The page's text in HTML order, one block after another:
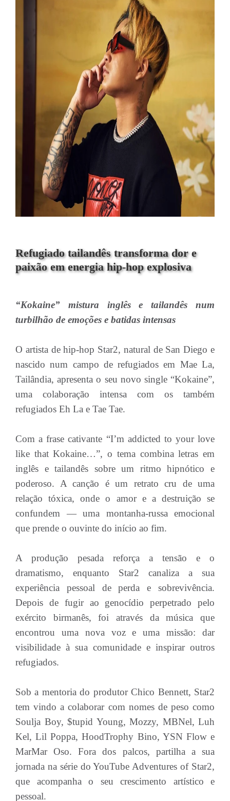
Refugiado tailandês transforma dor e
paixão em energia hip-hop explosiva
“Kokaine” mistura inglês e tailandês num
turbilhão de emoções e batidas intensas
O artista de hip-hop Star2, natural de San Diego e
nascido num campo de refugiados em Mae La,
Tailândia, apresenta o seu novo single “Kokaine”,
uma colaboração intensa com os também
refugiados Eh La e Tae Tae.
Com a frase cativante “I’m addicted to your love
like that Kokaine…”, o tema combina letras em
inglês e tailandês sobre um ritmo hipnótico e
poderoso. A canção é um retrato cru de uma
relação tóxica, onde o amor e a destruição se
confundem — uma montanha-russa emocional
que prende o ouvinte do início ao fim.
A produção pesada reforça a tensão e o
dramatismo, enquanto Star2 canaliza a sua
experiência pessoal de perda e sobrevivência.
Depois de fugir ao genocídio perpetrado pelo
exército birmanês, foi através da música que
encontrou uma nova voz e uma missão: dar
visibilidade à sua comunidade e inspirar outros
refugiados.
Sob a mentoria do produtor Chico Bennett, Star2
tem vindo a colaborar com nomes de peso como
Soulja Boy, $tupid Young, Mozzy, MBNel, Luh
Kel, Lil Poppa, HoodTrophy Bino, YSN Flow e
MarMar Oso. Fora dos palcos, partilha a sua
jornada na série do YouTube Adventures of Star2,
que acompanha o seu crescimento artístico e
pessoal.